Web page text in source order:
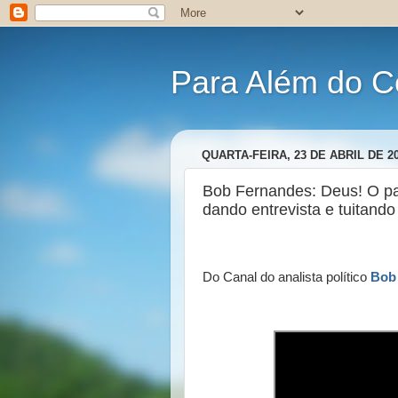
Para Além do
QUARTA-FEIRA, 23 DE ABRIL DE
Bob Fernandes: Deus! O
dando entrevista e
Do Canal do analista político